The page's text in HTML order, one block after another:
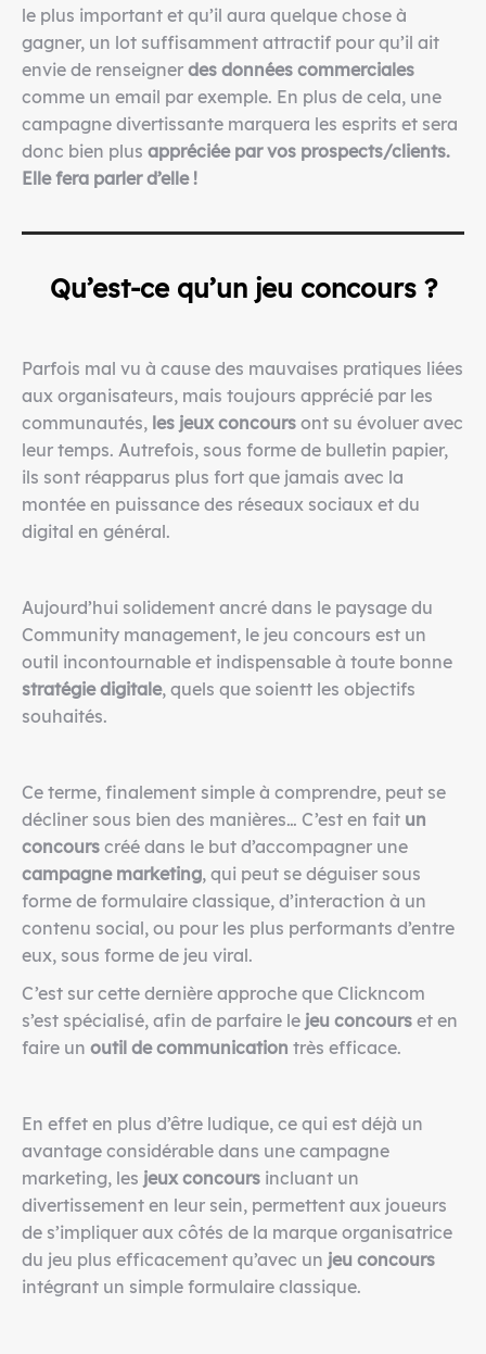
le plus important et qu’il aura quelque chose à
gagner, un lot suffisamment attractif pour qu’il ait
envie de renseigner des données commerciales
comme un email par exemple. En plus de cela, une
campagne divertissante marquera les esprits et sera
donc bien plus appréciée par vos prospects/clients.
Elle fera parler d’elle !
Qu’est-ce qu’un jeu concours ?
Parfois mal vu à cause des mauvaises pratiques liées
aux organisateurs, mais toujours apprécié par les
communautés, les jeux concours ont su évoluer avec
leur temps. Autrefois, sous forme de bulletin papier,
ils sont réapparus plus fort que jamais avec la
montée en puissance des réseaux sociaux et du
digital en général.
Aujourd’hui solidement ancré dans le paysage du
Community management, le jeu concours est un
outil incontournable et indispensable à toute bonne
stratégie digitale, quels que soientt les objectifs
souhaités.
Ce terme, finalement simple à comprendre, peut se
décliner sous bien des manières… C’est en fait un
concours créé dans le but d’accompagner une
campagne marketing, qui peut se déguiser sous
forme de formulaire classique, d’interaction à un
contenu social, ou pour les plus performants d’entre
eux, sous forme de jeu viral.
C’est sur cette dernière approche que Clickncom
s’est spécialisé, afin de parfaire le jeu concours et en
faire un outil de communication très efficace.
En effet en plus d’être ludique, ce qui est déjà un
avantage considérable dans une campagne
marketing, les jeux concours incluant un
divertissement en leur sein, permettent aux joueurs
de s’impliquer aux côtés de la marque organisatrice
du jeu plus efficacement qu’avec un jeu concours
intégrant un simple formulaire classique.